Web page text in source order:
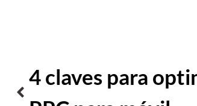
4 claves para